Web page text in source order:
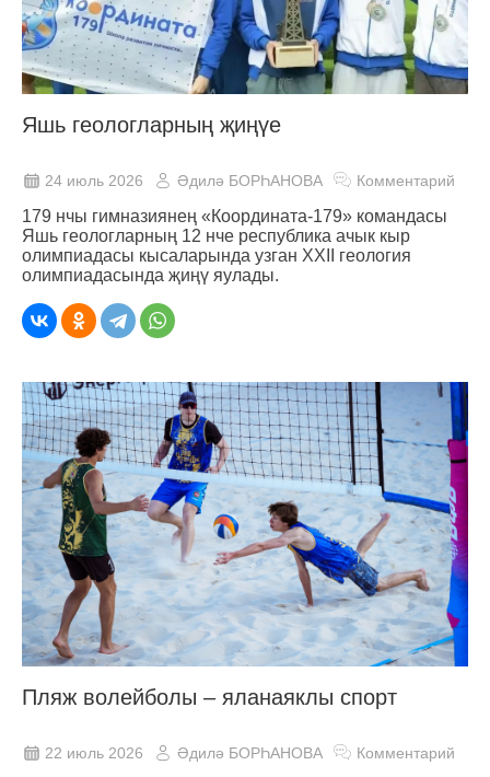
Яшь геологларның җиңүе
24 июль 2026 Әдилә БОРҺАНОВА Комментарий
179 нчы гимназиянең «Координата-179» командасы
Яшь геологларның 12 нче республика ачык кыр
олимпиадасы кысаларында узган XXII геология
олимпиадасында җиңү яулады.
Пляж волейболы – яланаяклы спорт
22 июль 2026 Әдилә БОРҺАНОВА Комментарий